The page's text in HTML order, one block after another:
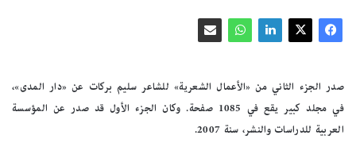
صدر الجزء الثاني من «الأعمال الشعرية» للشاعر سليم بركات عن «دار المدى»،
في مجلد كبير يقع في 1085 صفحة. وكان الجزء الأول قد صدر عن المؤسسة
العربية للدراسات والنشر، سنة 2007.